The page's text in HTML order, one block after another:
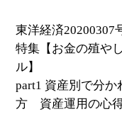
東洋経済20200307
特集【お金の殖や
ル】
part1 資産別で分
方 資産運用の心